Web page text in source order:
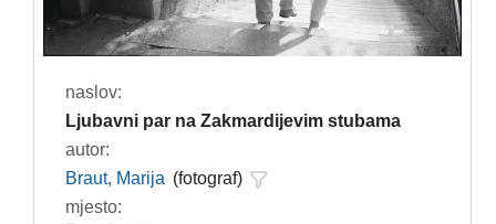
naslov:
Ljubavni par na Zakmardijevim stubama
autor:
Braut, Marija (fotograf)
mjesto: